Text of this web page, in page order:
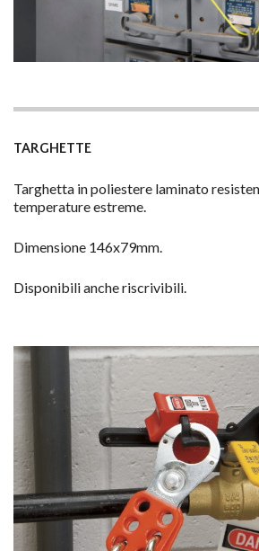
TARGHETTE
Targhetta in poliestere laminato
temperature estreme.
Dimensione 146x79mm.
Disponibili anche riscrivibili.